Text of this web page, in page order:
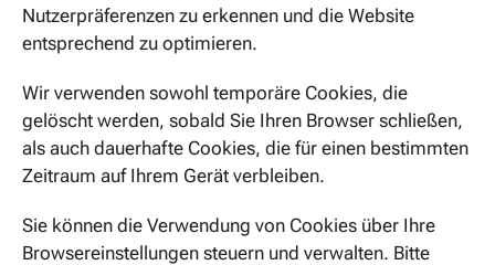
Nutzerpräferenzen zu erkennen und die Website
entsprechend zu optimieren.
Wir verwenden sowohl temporäre Cookies, die
gelöscht werden, sobald Sie Ihren Browser schließen,
als auch dauerhafte Cookies, die für einen bestimmten
Zeitraum auf Ihrem Gerät verbleiben.
Sie können die Verwendung von Cookies über Ihre
Browsereinstellungen steuern und verwalten. Bitte
Oktober 2023
Januar 2020
November 2019
Oktober 2019
KATEGORIEN